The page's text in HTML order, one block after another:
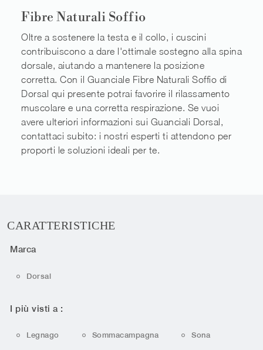
Fibre Naturali Soffio
Oltre a sostenere la testa e il collo, i cuscini
contribuiscono a dare l'ottimale sostegno alla spina
dorsale, aiutando a mantenere la posizione
corretta. Con il Guanciale Fibre Naturali Soffio di
Dorsal qui presente potrai favorire il rilassamento
muscolare e una corretta respirazione. Se vuoi
avere ulteriori informazioni sui Guanciali Dorsal,
contattaci subito: i nostri esperti ti attendono per
proporti le soluzioni ideali per te.
CARATTERISTICHE
Marca
Dorsal
I più visti a :
Legnago Sommacampagna Sona